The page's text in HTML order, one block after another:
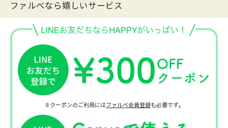
ファルべなら嬉しいサービス
※クーポンのご利用にはファルベ会員登録も必要です。